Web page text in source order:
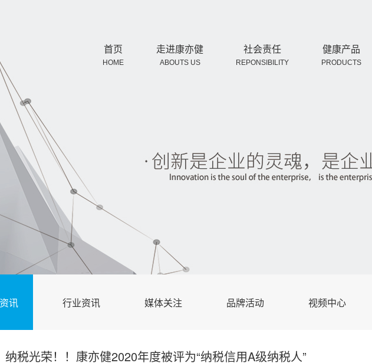
首页
HOME
走进康亦健
ABOUTS US
社会责任
REPONSIBILITY
健康产品
PRODUCTS
讯 行业资讯 媒体关注 品牌活动 视频中心
纳税光荣！！康亦健2020年度被评为“纳税信用A级纳税人”